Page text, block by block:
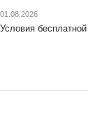
01.08.2026
Условия